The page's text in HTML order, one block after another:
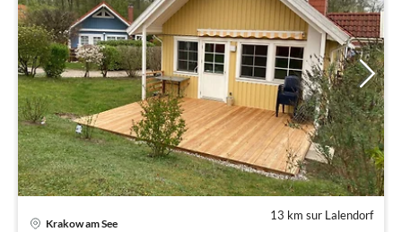
13 km sur Lalendorf
Krakow am See